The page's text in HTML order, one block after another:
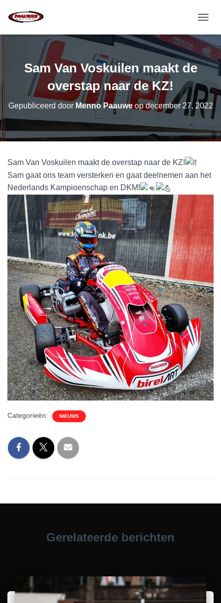
O
G
G
L
A
V
I
G
T
Sam Van Voskuilen maakt de
overstap naar de KZ!
Gepubliceerd door Menno Paauweopdecember 27, 2022
Sam Van Voskuilen maakt de overstap naar de KZ!
Sam gaat ons team versterken en gaat deelnemen aan het
Nederlands Kampioenschap en DKM!
Categorieën: NIEUWS
Gerelateerde berichten